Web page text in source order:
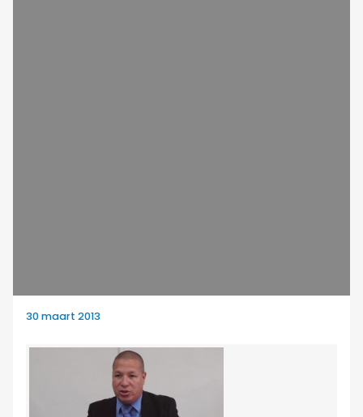
30 maart 2013